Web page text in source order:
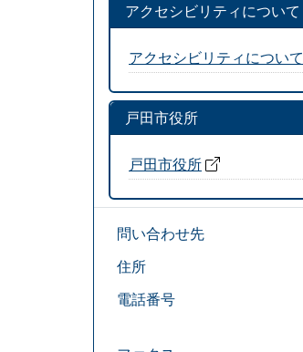
アクセシビリティについて
アクセシビリティについて
戸田市役所
戸田市役所
問い合わせ先
住所
電話番号